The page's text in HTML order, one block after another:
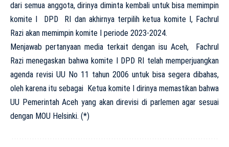
dari semua anggota, dirinya diminta kembali untuk bisa memimpin
komite I DPD RI dan akhirnya terpilih ketua komite I, Fachrul
Razi akan memimpin komite I periode 2023-2024.
Menjawab pertanyaan media terkait dengan isu Aceh, Fachrul
Razi menegaskan bahwa komite I DPD RI telah memperjuangkan
agenda revisi UU No 11 tahun 2006 untuk bisa segera dibahas,
oleh karena itu sebagai Ketua komite I dirinya memastikan bahwa
UU Pemerintah Aceh yang akan direvisi di parlemen agar sesuai
dengan MOU Helsinki. (*)